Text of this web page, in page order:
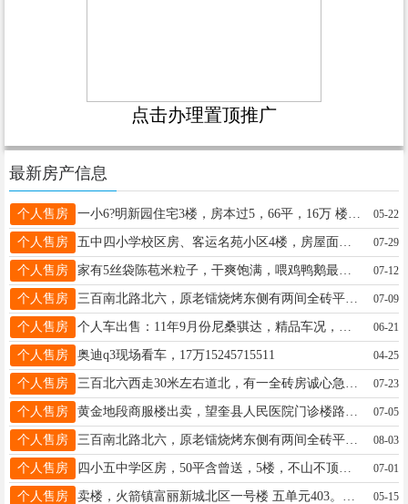
点击办理置顶推广
最新房产信息
个人售房 05-22
个人售房 07-29
个人售房 家有5丝袋陈苞米粒子，干爽饱满，喂鸡鸭鹅最好。13204555140 07-12
个人售房 三百南北路北六，原老镭烧烤东侧有两间全砖平房出租出卖。电话：15245511180 13763789017 07-09
个人售房 06-21
个人售房 奥迪q3现场看车，17万15245715511 04-25
个人售房 07-23
个人售房 07-05
个人售房 三百南北路北六，原老镭烧烤东侧有两间全砖平房出租出卖。电话：15245511180 13763789017 08-03
个人售房 07-01
个人售房 05-15